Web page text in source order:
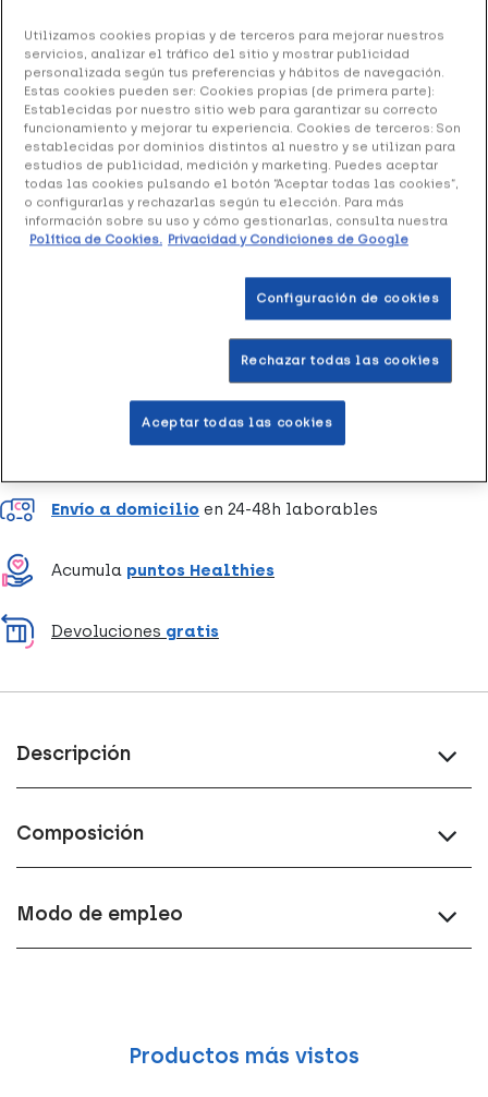
Ref: 1505224
Lacer Cepillo Interdental Extrafino Angular, 6
Uds
6.10 €
+ 12 puntosHealthies
Cepillo interdental extrafino angular.
Entrega rápida y gratuitaen farmacia
Envío a domicilio en 24-48h laborables
Acumula puntos Healthies
Devoluciones gratis
Descripción
Composición
Modo de empleo
Productos más vistos
Utilizamos cookies propias y de terceros para mejorar nuestros
servicios, analizar el tráfico del sitio y mostrar publicidad
personalizada según tus preferencias y hábitos de navegación.
Estas cookies pueden ser: Cookies propias (de primera parte):
Establecidas por nuestro sitio web para garantizar su correcto
funcionamiento y mejorar tu experiencia. Cookies de terceros: Son
establecidas por dominios distintos al nuestro y se utilizan para
estudios de publicidad, medición y marketing. Puedes aceptar
todas las cookies pulsando el botón “Aceptar todas las cookies”,
o configurarlas y rechazarlas según tu elección. Para más
información sobre su uso y cómo gestionarlas, consulta nuestra
Política de Cookies. Privacidad y Condiciones de Google
Configuración de cookies
Rechazar todas las cookies
Aceptar todas las cookies